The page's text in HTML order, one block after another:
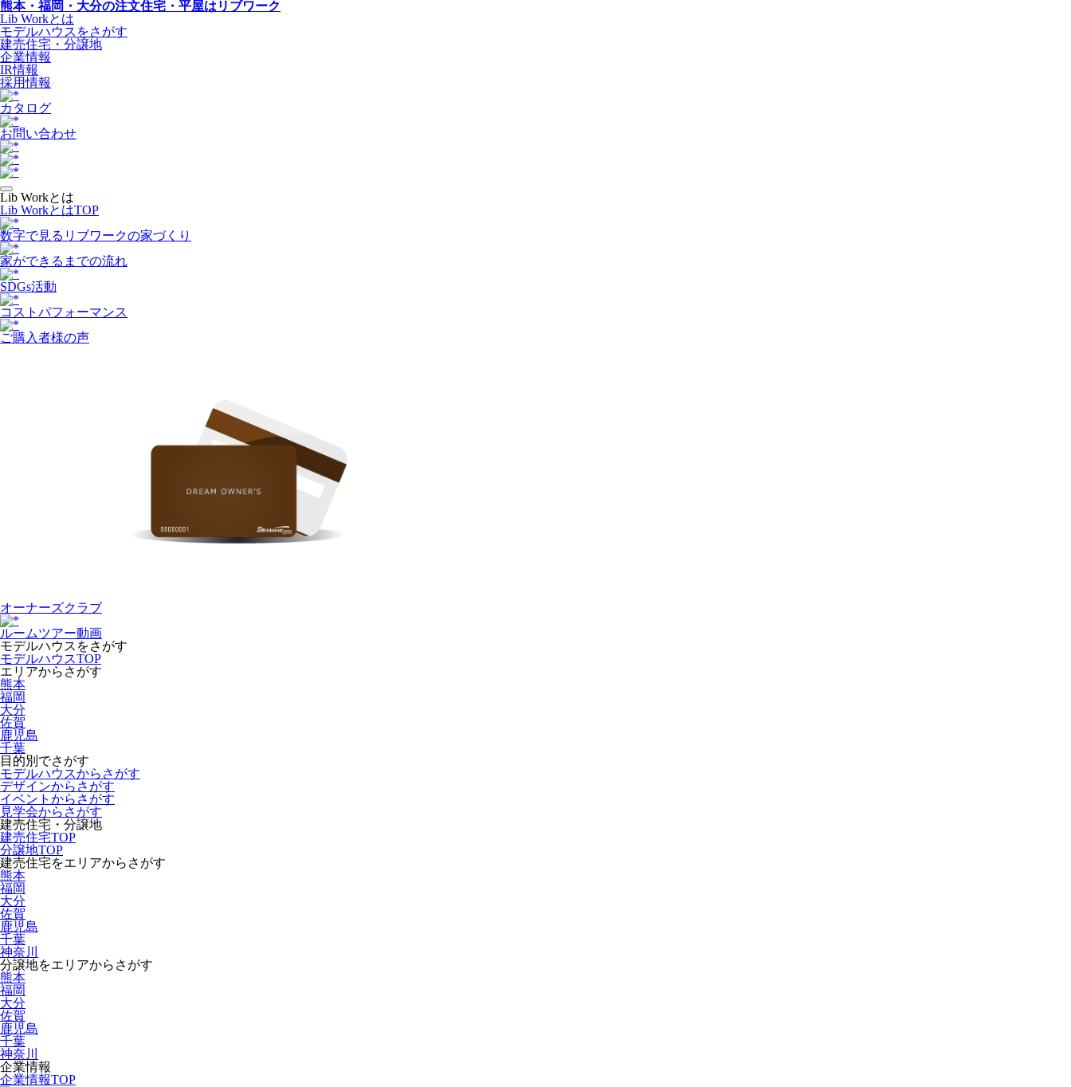
熊本・福岡・大分の注文住宅・平屋はリブワーク
Lib Workとは
モデルハウスをさがす
建売住宅・分譲地
企業情報
IR情報
採用情報
カタログ
お問い合わせ
Lib Workとは
Lib WorkとはTOP
数字で⾒るリブワークの家づくり
家ができるまでの流れ
SDGs活動
コストパフォーマンス
ご購入者様の声
オーナーズクラブ
ルームツアー動画
モデルハウスをさがす
モデルハウスTOP
エリアからさがす
熊本
福岡
大分
佐賀
鹿児島
千葉
目的別でさがす
モデルハウスからさがす
デザインからさがす
イベントからさがす
見学会からさがす
建売住宅・分譲地
建売住宅TOP
分譲地TOP
建売住宅をエリアからさがす
熊本
福岡
大分
佐賀
鹿児島
千葉
神奈川
分譲地をエリアからさがす
熊本
福岡
大分
佐賀
鹿児島
千葉
神奈川
企業情報
企業情報TOP